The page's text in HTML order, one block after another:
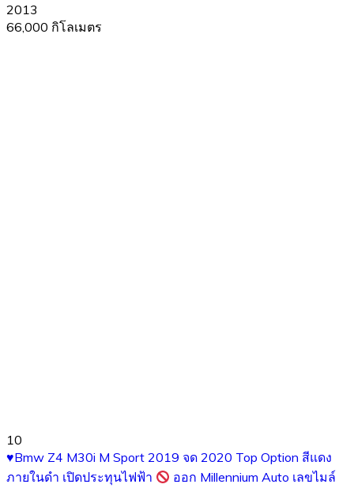
2013
66,000 กิโลเมตร
10
♥️Bmw Z4 M30i M Sport 2019 จด 2020 Top Option สีแดง
ภายในดำ เปิดประทุนไฟฟ้า
ออก Millennium Auto เลขไมล์